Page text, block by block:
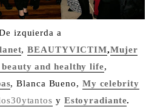
izquierda a
,BEAUTYVICTIM,Mujer
beauty and healthy life,
, Blanca Bueno, My celebrity
y Estoyradiante.